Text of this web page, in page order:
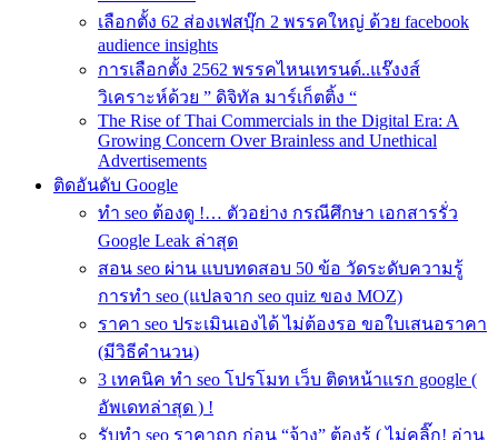
เลือกตั้ง 62 ส่องเฟสบุ๊ก 2 พรรคใหญ่ ด้วย facebook
audience insights
การเลือกตั้ง 2562 พรรคไหนเทรนด์..แร๊งงส์
วิเคราะห์ด้วย ” ดิจิทัล มาร์เก็ตติ้ง “
The Rise of Thai Commercials in the Digital Era: A
Growing Concern Over Brainless and Unethical
Advertisements
ติดอันดับ Google
ทำ seo ต้องดู !… ตัวอย่าง กรณีศึกษา เอกสารรั่ว
Google Leak ล่าสุด
สอน seo ผ่าน แบบทดสอบ 50 ข้อ วัดระดับความรู้
การทำ seo (แปลจาก seo quiz ของ MOZ)
ราคา seo ประเมินเองได้ ไม่ต้องรอ ขอใบเสนอราคา
(มีวิธีคำนวน)
3 เทคนิค ทำ seo โปรโมท เว็บ ติดหน้าแรก google (
อัพเดทล่าสุด ) !
รับทำ seo ราคาถูก ก่อน “จ้าง” ต้องรู้ ( ไม่คลิ๊ก! อ่าน